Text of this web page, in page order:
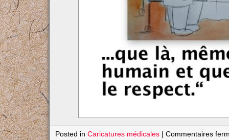
Posted inCaricatures médicales |Commentaires